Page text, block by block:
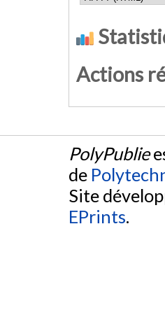
Actions
PolyPublie
de
Site
EPrints.